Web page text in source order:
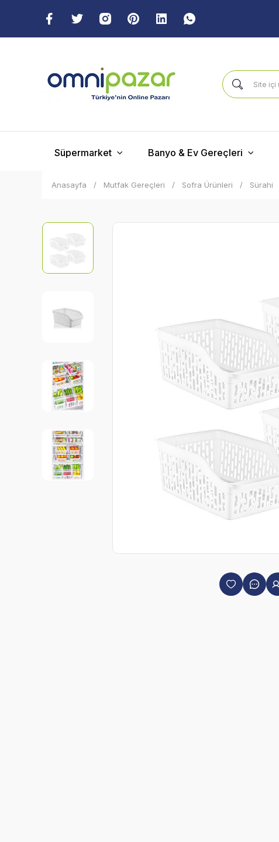
Süpermarket Banyo & Ev Gereçleri
Anasayfa Mutfak Gereçleri Sofra Ürünleri Sürahi